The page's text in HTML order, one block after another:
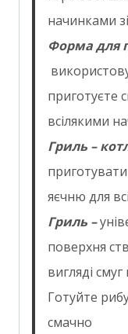
начинками
Форма для
приготуєте
всілякими
Гриль –
яєчню для
Гриль –
поверхня
вигляді
Готуйте
смачно